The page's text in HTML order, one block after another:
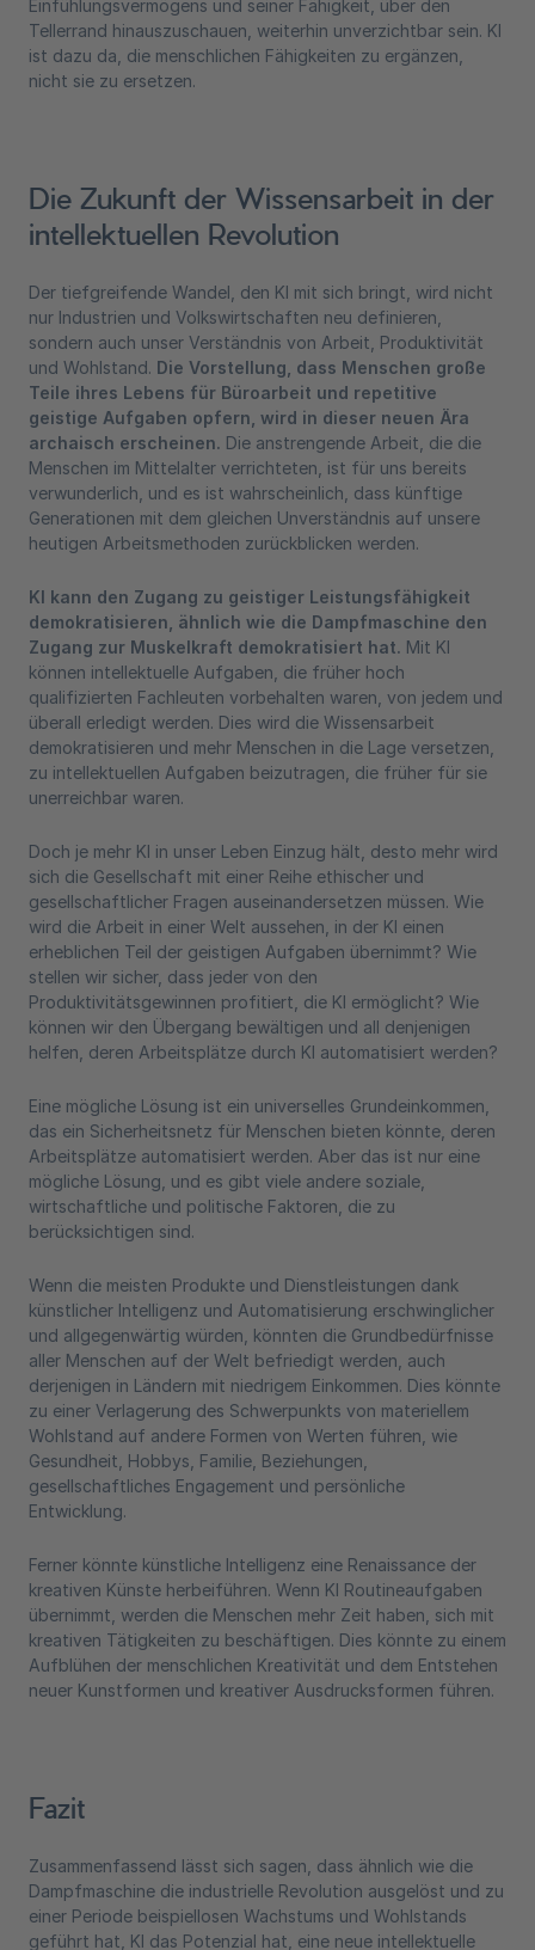
Einfühlungsvermögens und seiner Fähigkeit, über den
Tellerrand hinauszuschauen, weiterhin unverzichtbar sein. KI
ist dazu da, die menschlichen Fähigkeiten zu ergänzen,
nicht sie zu ersetzen.
Die Zukunft der Wissensarbeit in der
intellektuellen Revolution
Der tiefgreifende Wandel, den KI mit sich bringt, wird nicht
nur Industrien und Volkswirtschaften neu definieren,
sondern auch unser Verständnis von Arbeit, Produktivität
und Wohlstand. Die Vorstellung, dass Menschen große
Teile ihres Lebens für Büroarbeit und repetitive
geistige Aufgaben opfern, wird in dieser neuen Ära
archaisch erscheinen. Die anstrengende Arbeit, die die
Menschen im Mittelalter verrichteten, ist für uns bereits
verwunderlich, und es ist wahrscheinlich, dass künftige
Generationen mit dem gleichen Unverständnis auf unsere
heutigen Arbeitsmethoden zurückblicken werden.
KI kann den Zugang zu geistiger Leistungsfähigkeit
demokratisieren, ähnlich wie die Dampfmaschine den
Zugang zur Muskelkraft demokratisiert hat. Mit KI
können intellektuelle Aufgaben, die früher hoch
qualifizierten Fachleuten vorbehalten waren, von jedem und
überall erledigt werden. Dies wird die Wissensarbeit
demokratisieren und mehr Menschen in die Lage versetzen,
zu intellektuellen Aufgaben beizutragen, die früher für sie
unerreichbar waren.
Doch je mehr KI in unser Leben Einzug hält, desto mehr wird
sich die Gesellschaft mit einer Reihe ethischer und
gesellschaftlicher Fragen auseinandersetzen müssen. Wie
wird die Arbeit in einer Welt aussehen, in der KI einen
erheblichen Teil der geistigen Aufgaben übernimmt? Wie
stellen wir sicher, dass jeder von den
Produktivitätsgewinnen profitiert, die KI ermöglicht? Wie
können wir den Übergang bewältigen und all denjenigen
helfen, deren Arbeitsplätze durch KI automatisiert werden?
Eine mögliche Lösung ist ein universelles Grundeinkommen,
das ein Sicherheitsnetz für Menschen bieten könnte, deren
Arbeitsplätze automatisiert werden. Aber das ist nur eine
mögliche Lösung, und es gibt viele andere soziale,
wirtschaftliche und politische Faktoren, die zu
berücksichtigen sind.
Wenn die meisten Produkte und Dienstleistungen dank
künstlicher Intelligenz und Automatisierung erschwinglicher
und allgegenwärtig würden, könnten die Grundbedürfnisse
aller Menschen auf der Welt befriedigt werden, auch
derjenigen in Ländern mit niedrigem Einkommen. Dies könnte
zu einer Verlagerung des Schwerpunkts von materiellem
Wohlstand auf andere Formen von Werten führen, wie
Gesundheit, Hobbys, Familie, Beziehungen,
gesellschaftliches Engagement und persönliche
Entwicklung.
Ferner könnte künstliche Intelligenz eine Renaissance der
kreativen Künste herbeiführen. Wenn KI Routineaufgaben
übernimmt, werden die Menschen mehr Zeit haben, sich mit
kreativen Tätigkeiten zu beschäftigen. Dies könnte zu einem
Aufblühen der menschlichen Kreativität und dem Entstehen
neuer Kunstformen und kreativer Ausdrucksformen führen.
Fazit
Zusammenfassend lässt sich sagen, dass ähnlich wie die
Dampfmaschine die industrielle Revolution ausgelöst und zu
einer Periode beispiellosen Wachstums und Wohlstands
geführt hat, KI das Potenzial hat, eine neue intellektuelle